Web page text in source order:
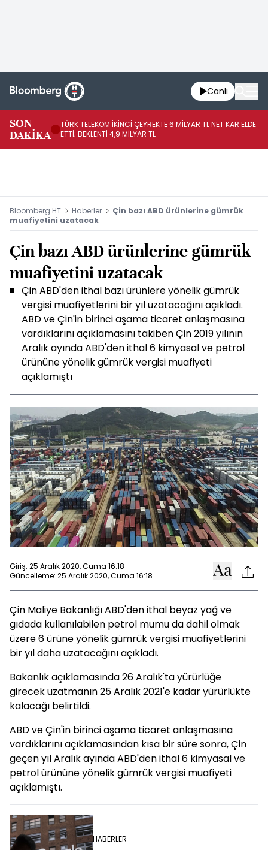
Canlı
SON
DAKİKA
TÜRK TELEKOM İKİNCİ ÇEYREKTE 6 MİLYAR TL NET KAR ELDE
ETTİ; BEKLENTİ 4,9 MİLYAR TL
Bloomberg HT Haberler
Çin bazı ABD ürünlerine gümrük
muafiyetini uzatacak
Çin bazı ABD ürünlerine gümrük
muafiyetini uzatacak
Çin ABD'den ithal bazı ürünlere yönelik gümrük
vergisi muafiyetlerini bir yıl uzatacağını açıkladı.
ABD ve Çin'in birinci aşama ticaret anlaşmasına
vardıklarını açıklamasını takiben Çin 2019 yılının
Aralık ayında ABD'den ithal 6 kimyasal ve petrol
ürününe yönelik gümrük vergisi muafiyeti
açıklamıştı
Giriş: 25 Aralık 2020, Cuma 16:18
Güncelleme: 25 Aralık 2020, Cuma 16:18
Çin Maliye Bakanlığı ABD'den ithal beyaz yağ ve
gıdada kullanılabilen petrol mumu da dahil olmak
üzere 6 ürüne yönelik gümrük vergisi muafiyetlerini
bir yıl daha uzatacağını açıkladı.
Bakanlık açıklamasında 26 Aralık'ta yürürlüğe
girecek uzatmanın 25 Aralık 2021'e kadar yürürlükte
kalacağı belirtildi.
ABD ve Çin'in birinci aşama ticaret anlaşmasına
vardıklarını açıklamasından kısa bir süre sonra, Çin
geçen yıl Aralık ayında ABD'den ithal 6 kimyasal ve
petrol ürününe yönelik gümrük vergisi muafiyeti
açıklamıştı.
HABERLER